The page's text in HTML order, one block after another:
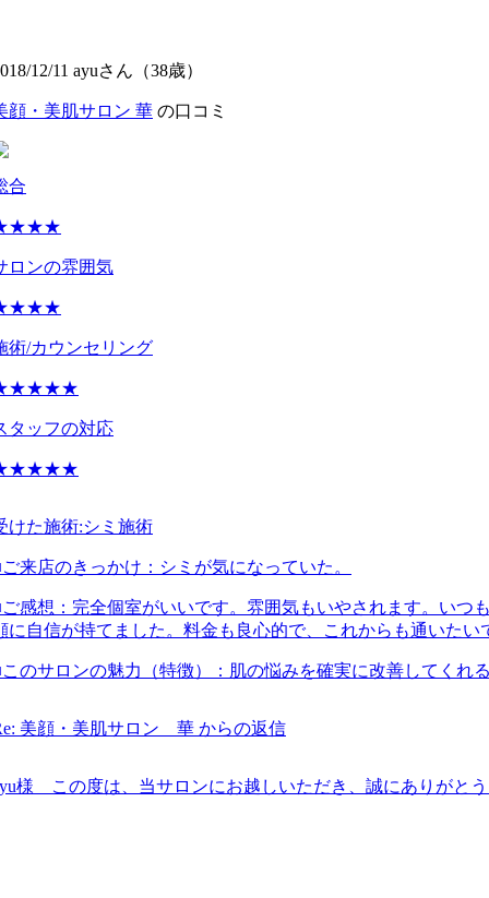
12/11 ayuさん（38歳）
顔・美肌サロン 華 の口コミ
合
ロンの雰囲気
術/カウンセリング
タッフの対応
けた施術:シミ施術
来店のきっかけ： シミが気になっていた。
感想： 完全個室がいいです。雰囲気もいやされます。いつ
に自信が持てました。料金も良心的で、これからも通いたい
のサロンの魅力（特徴）： 肌の悩みを確実に改善してくれ
美顔・美肌サロン 華 からの返信
様 この度は、当サロンにお越しいただき、誠にありがと